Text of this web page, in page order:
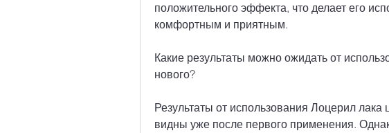
положительного эффекта, что делает его
комфортным и приятным.
Какие результаты можно ожидать от
нового?
Результаты от использования Лоцерил лака
видны уже после первого применения.